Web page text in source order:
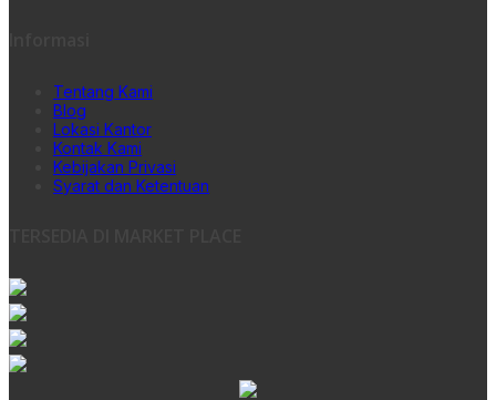
Tentang Kami
Blog
Lokasi Kantor
Kontak Kami
Kebijakan Privasi
Syarat dan Ketentuan